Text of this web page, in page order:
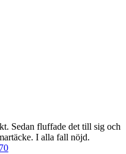
Sedan fluffade det till sig och
I alla fall nöjd.